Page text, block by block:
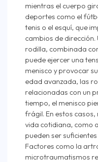
mientras el cuerpo
deportes como el
tenis o el esquí, que
cambios de
rodilla, combinada
puede ejercer una
menisco y provocar
edad avanzada, las
relacionadas con un
tiempo, el menisco
frágil. En estos
vida cotidiana, como
pueden ser
Factores como la
microtraumatismos